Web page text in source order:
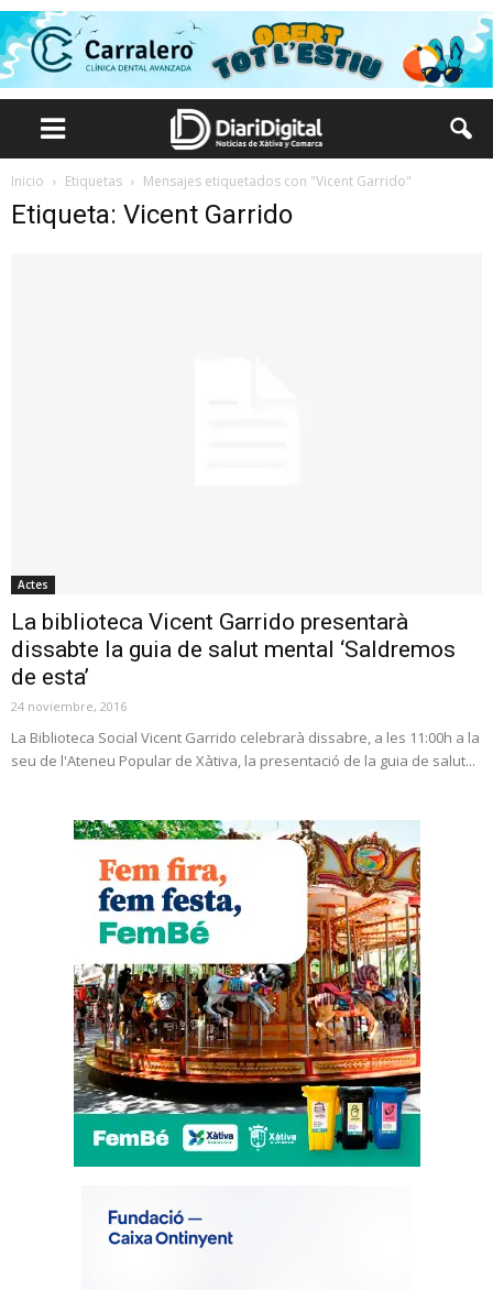
Inicio Etiquetas Mensajes etiquetados con "Vicent Garrido"
Etiqueta: Vicent Garrido
Actes
La biblioteca Vicent Garrido presentarà
dissabte la guia de salut mental ‘Saldremos
de esta’
24 noviembre, 2016
La Biblioteca Social Vicent Garrido celebrarà dissabre, a les 11:00h a la
seu de l'Ateneu Popular de Xàtiva, la presentació de la guia de salut...